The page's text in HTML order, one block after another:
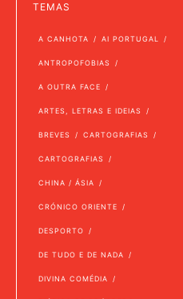
TEMAS
A CANHOTA AI PORTUGAL
ANTROPOFOBIAS
A OUTRA FACE
ARTES, LETRAS E IDEIAS
BREVES CARTOGRAFIAS
CARTOGRAFIAS
CHINA / ÁSIA
CRÓNICO ORIENTE
DESPORTO
DE TUDO E DE NADA
DIVINA COMÉDIA